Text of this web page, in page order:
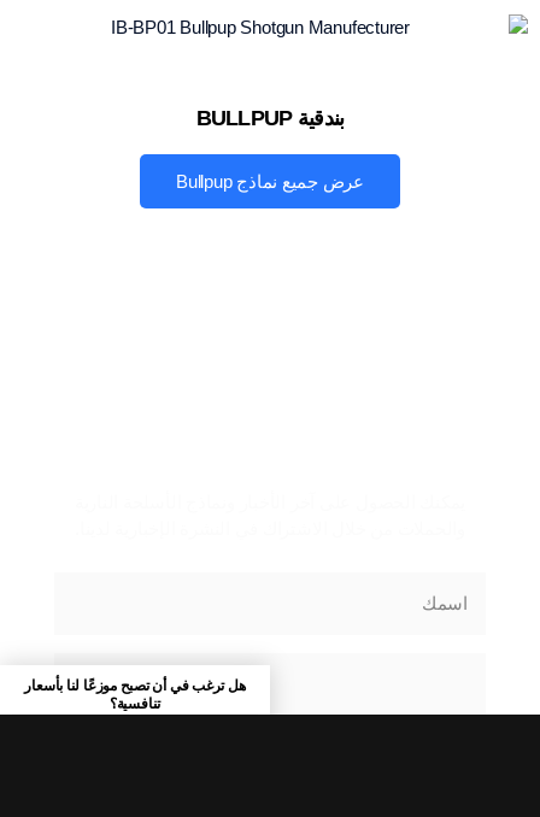
بندقية BULLPUP
عرض جميع نماذج Bullpup
هل ترغب في أن تصبح موزعًا لنا بأسعار
تنافسية؟